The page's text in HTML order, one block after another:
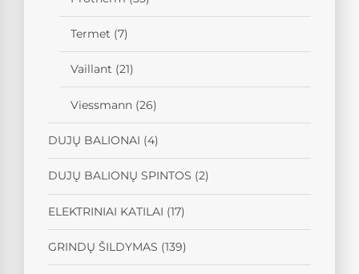
Termet (7)
Vaillant (21)
Viessmann (26)
DUJŲ BALIONAI (4)
DUJŲ BALIONŲ SPINTOS (2)
ELEKTRINIAI KATILAI (17)
GRINDŲ ŠILDYMAS (139)